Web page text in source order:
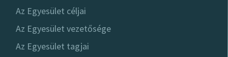
Az Egyesület céljai
Az Egyesület vezetősége
Az Egyesület tagjai